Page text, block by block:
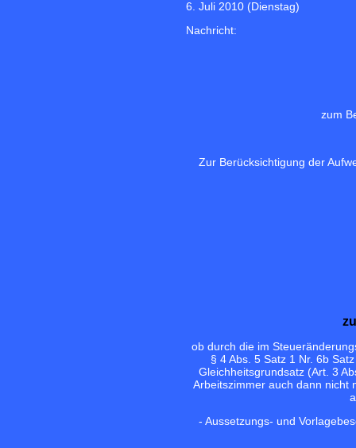
6. Juli 2010 (Dienstag)
Nachricht:
zum
Zur Berücksichtigung der
ob durch die im
§ 4 Abs. 5 Satz 1 Nr. 6b
Gleichheitsgrundsatz (Art. 3
Arbeitszimmer auch dann nicht
- Aussetzungs- und